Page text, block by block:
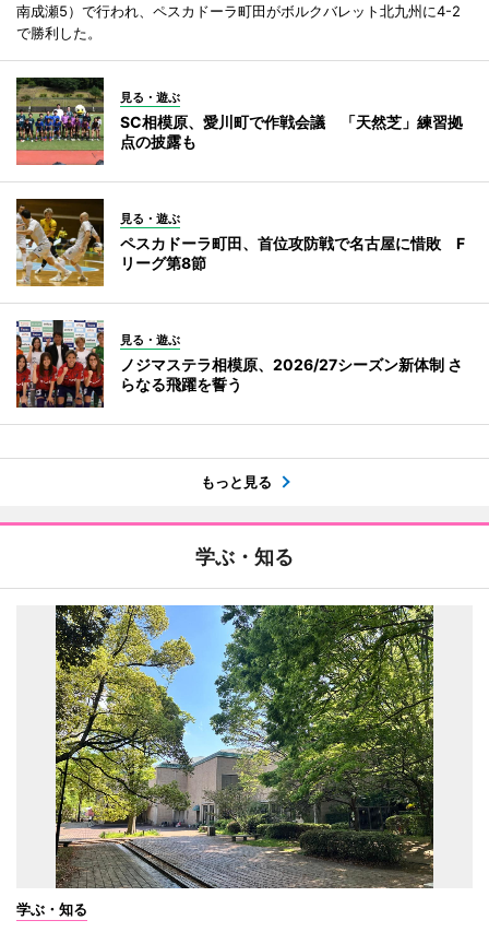
南成瀬5）で行われ、ペスカドーラ町田がボルクバレット北九州に4-2
で勝利した。
見る・遊ぶ
SC相模原、愛川町で作戦会議 「天然芝」練習拠
点の披露も
見る・遊ぶ
ペスカドーラ町田、首位攻防戦で名古屋に惜敗 F
リーグ第8節
見る・遊ぶ
ノジマステラ相模原、2026/27シーズン新体制 さ
らなる飛躍を誓う
もっと見る
学ぶ・知る
学ぶ・知る